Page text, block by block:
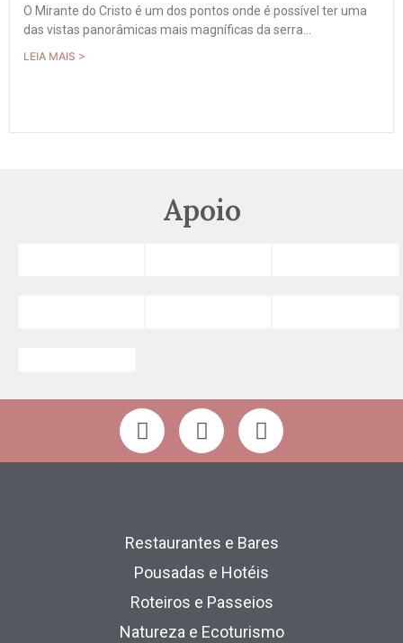
O Mirante do Cristo é um dos pontos onde é possível ter uma
das vistas panorâmicas mais magníficas da serra...
LEIA MAIS >
Apoio
Restaurantes e Bares
Pousadas e Hotéis
Roteiros e Passeios
Natureza e Ecoturismo